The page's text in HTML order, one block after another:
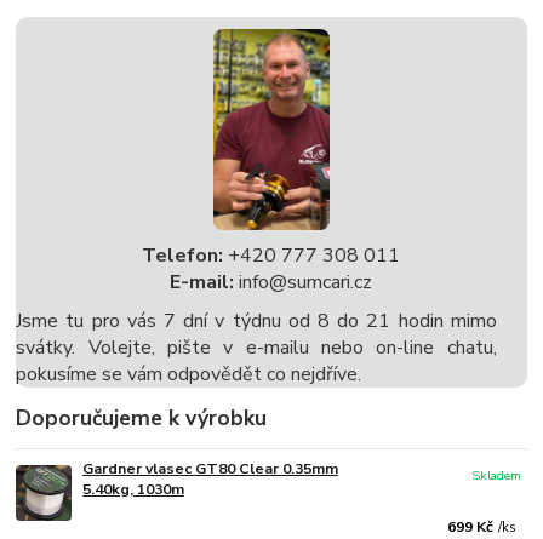
Telefon: +420 777 308 011
E-mail: info@sumcari.cz
Jsme tu pro vás 7 dní v týdnu od 8 do 21 hodin mimo
svátky. Volejte, pište v e-mailu nebo on-line chatu,
pokusíme se vám odpovědět co nejdříve.
Doporučujeme k výrobku
Gardner vlasec GT80 Clear 0.35mm
5.40kg, 1030m
699 Kč /ks
Skladem